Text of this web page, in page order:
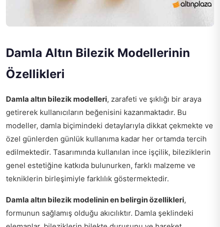
Damla Altın Bilezik Modellerinin
Özellikleri
Damla altın bilezik modelleri, zarafeti ve şıklığı bir araya
getirerek kullanıcıların beğenisini kazanmaktadır. Bu
modeller, damla biçimindeki detaylarıyla dikkat çekmekte ve
özel günlerden günlük kullanıma kadar her ortamda tercih
edilmektedir. Tasarımında kullanılan ince işçilik, bileziklerin
genel estetiğine katkıda bulunurken, farklı malzeme ve
tekniklerin birleşimiyle farklılık göstermektedir.
Damla altın bilezik modelinin en belirgin özellikleri,
formunun sağlamış olduğu akıcılıktır. Damla şeklindeki